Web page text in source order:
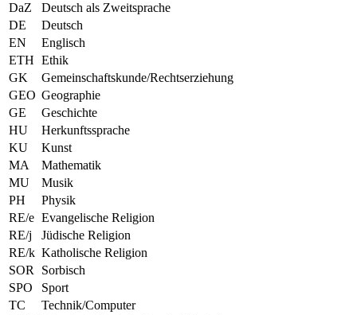
DaZ
Deutsch als Zweitsprache
DE
Deutsch
EN
Englisch
ETH Ethik
GK
Gemeinschaftskunde/Rechtserziehung
GEO Geographie
GE
Geschichte
HU
Herkunftssprache
KU
Kunst
MA
Mathematik
MU
Musik
PH
Physik
RE/e Evangelische Religion
RE/j
Jüdische Religion
RE/k Katholische Religion
SOR
Sorbisch
SPO
Sport
TC
Technik/Computer